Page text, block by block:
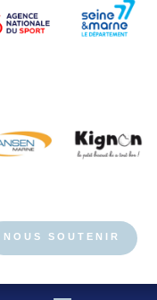
NOUS SOUTENIR